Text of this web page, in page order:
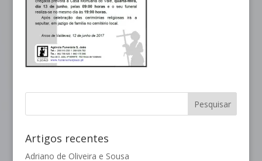
Artigos recentes
Adriano de Oliveira e Sousa